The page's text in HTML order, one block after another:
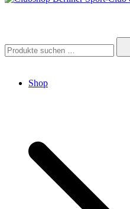
nach:
Shop